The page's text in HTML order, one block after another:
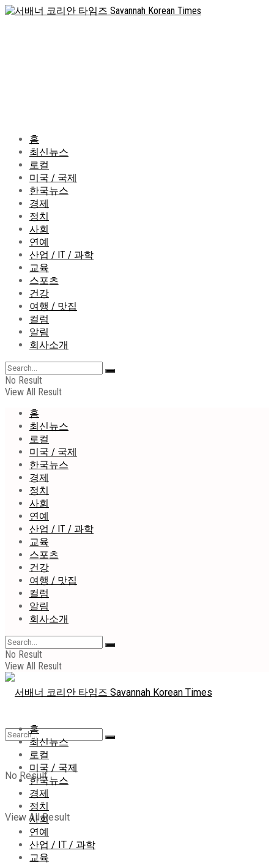
홈
최신뉴스
로컬
미국 / 국제
한국뉴스
경제
정치
사회
연예
산업 / IT / 과학
교육
스포츠
건강
여행 / 맛집
컬럼
알림
회사소개
No Result
View All Result
홈
최신뉴스
로컬
미국 / 국제
한국뉴스
경제
정치
사회
연예
산업 / IT / 과학
교육
스포츠
건강
여행 / 맛집
컬럼
알림
회사소개
No Result
View All Result
No Result
View All Result
홈
최신뉴스
로컬
미국 / 국제
한국뉴스
경제
정치
사회
연예
산업 / IT / 과학
교육